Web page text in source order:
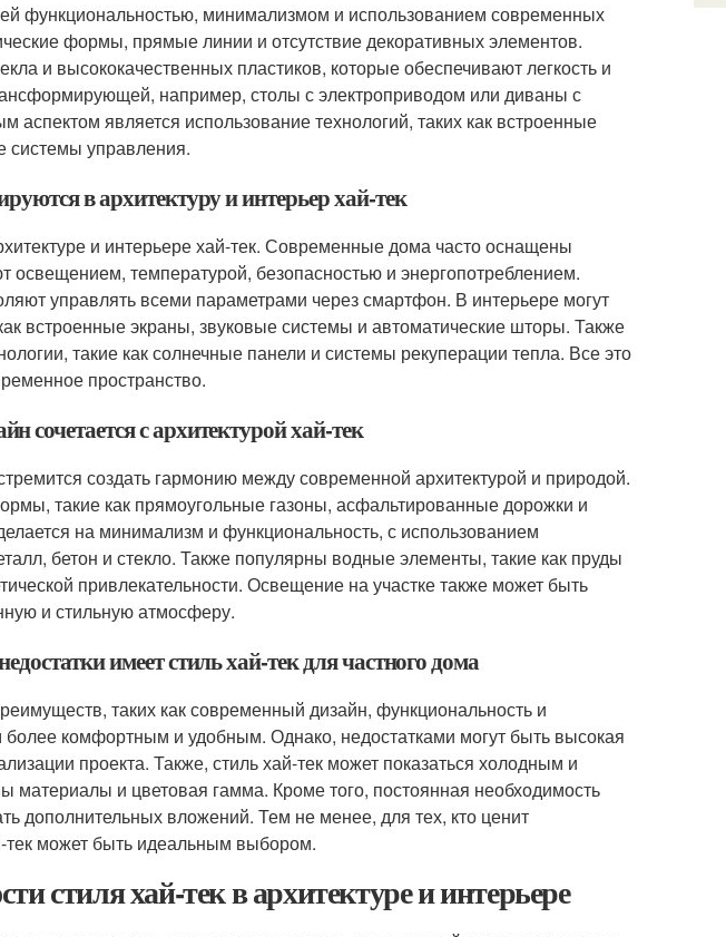
функциональностью, минимализмом и использованием современных
формы, прямые линии и отсутствие декоративных элементов.
и высококачественных пластиков, которые обеспечивают легкость и
например, столы с электроприводом или диваны с
является использование технологий, таких как встроенные
системы управления.
в архитектуру и интерьер хай-тек
и интерьере хай-тек. Современные дома часто оснащены
температурой, безопасностью и энергопотреблением.
управлять всеми параметрами через смартфон. В интерьере могут
встроенные экраны, звуковые системы и автоматические шторы. Также
такие как солнечные панели и системы рекуперации тепла. Все это
пространство.
с архитектурой хай-тек
создать гармонию между современной архитектурой и природой.
такие как прямоугольные газоны, асфальтированные дорожки и
на минимализм и функциональность, с использованием
бетон и стекло. Также популярны водные элементы, такие как пруды
привлекательности. Освещение на участке также может быть
и стильную атмосферу.
имеет стиль хай-тек для частного дома
таких как современный дизайн, функциональность и
более комфортным и удобным. Однако, недостатками могут быть высокая
проекта. Также, стиль хай-тек может показаться холодным и
материалы и цветовая гамма. Кроме того, постоянная необходимость
дополнительных вложений. Тем не менее, для тех, кто ценит
тек может быть идеальным выбором.
стиля хай-тек в архитектуре и интерьере